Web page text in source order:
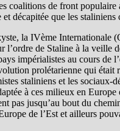
coalitions de front
décapitée que les
la IVème Internationale
l’ordre de Staline à la veille
impérialistes au cours de
prolétarienne qui était
staliniens et les sociaux-
à ces milieux en
pas jusqu’au bout du
de l’Est et ailleurs